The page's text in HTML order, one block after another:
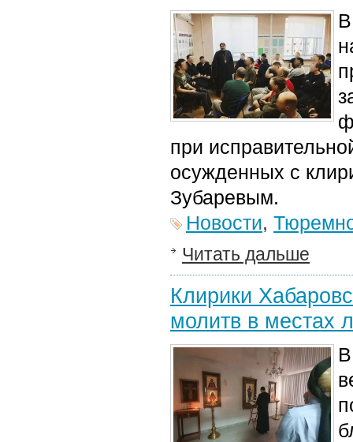
при
осужденных с
Зубаревым.
Новости,
Читать дальше
Клирики
молитв в местах